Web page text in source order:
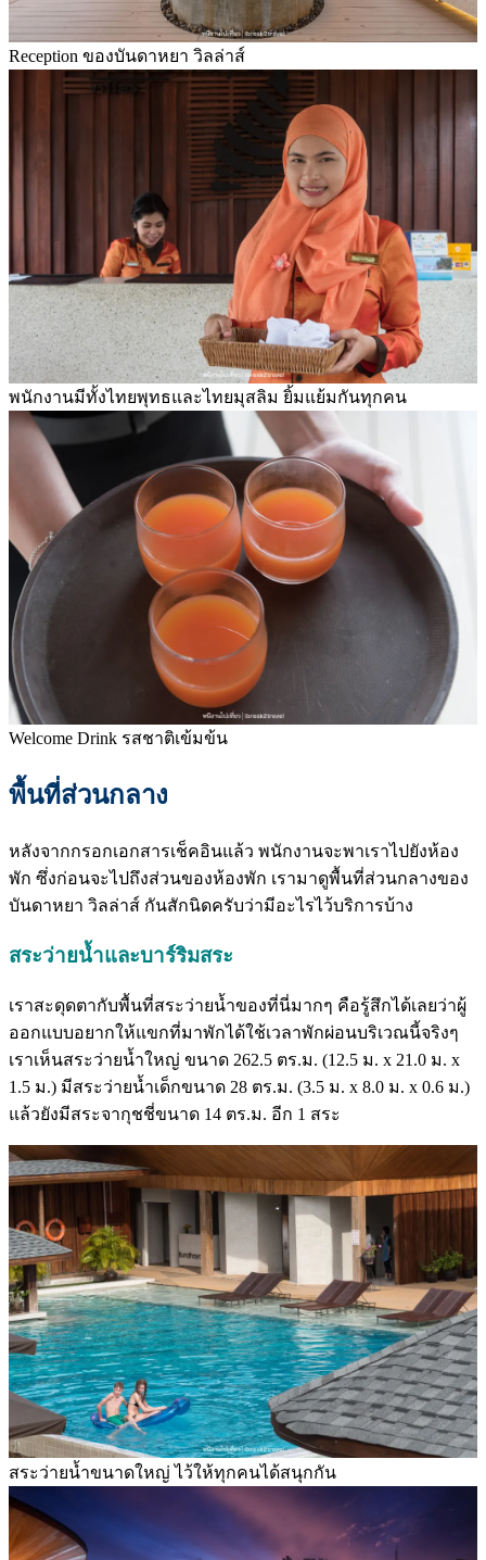
Reception ของบันดาหยา วิลล่าส์
พนักงานมีทั้งไทยพุทธและไทยมุสลิม ยิ้มแย้มกันทุกคน
Welcome Drink รสชาติเข้มข้น
พื้นที่ส่วนกลาง
หลังจากกรอกเอกสารเช็คอินแล้ว พนักงานจะพาเราไปยังห้อง
พัก ซึ่งก่อนจะไปถึงส่วนของห้องพัก เรามาดูพื้นที่ส่วนกลางของ
บันดาหยา วิลล่าส์ กันสักนิดครับว่ามีอะไรไว้บริการบ้าง
สระว่ายน้ำและบาร์ริมสระ
เราสะดุดตากับพื้นที่สระว่ายน้ำของที่นี่มากๆ คือรู้สึกได้เลยว่าผู้
ออกแบบอยากให้แขกที่มาพักได้ใช้เวลาพักผ่อนบริเวณนี้จริงๆ
เราเห็นสระว่ายน้ำใหญ่ ขนาด 262.5 ตร.ม. (12.5 ม. x 21.0 ม. x
1.5 ม.) มีสระว่ายน้ำเด็กขนาด 28 ตร.ม. (3.5 ม. x 8.0 ม. x 0.6 ม.)
แล้วยังมีสระจากุชชี่ขนาด 14 ตร.ม. อีก 1 สระ
สระว่ายน้ำขนาดใหญ่ ไว้ให้ทุกคนได้สนุกกัน